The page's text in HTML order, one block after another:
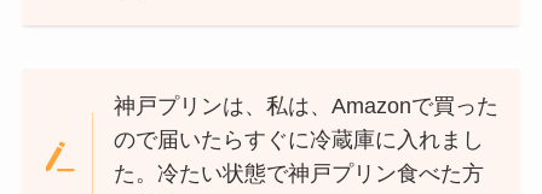
神戸プリンは、私は、Amazonで買った
ので届いたらすぐに冷蔵庫に入れまし
た。冷たい状態で神戸プリン食べた方